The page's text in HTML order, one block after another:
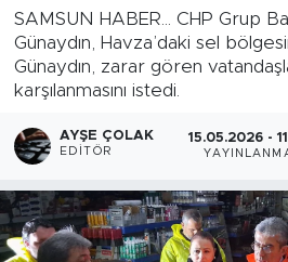
SAMSUN HABER... CHP Grup
Günaydın, Havza’daki sel
Günaydın, zarar gören
karşılanmasını istedi.
AYŞE ÇOLAK
EDITÖR
15.05.2026 -
Süper Lig Puan Durumu
Tüm Manşetler
Son Dakika Haberleri